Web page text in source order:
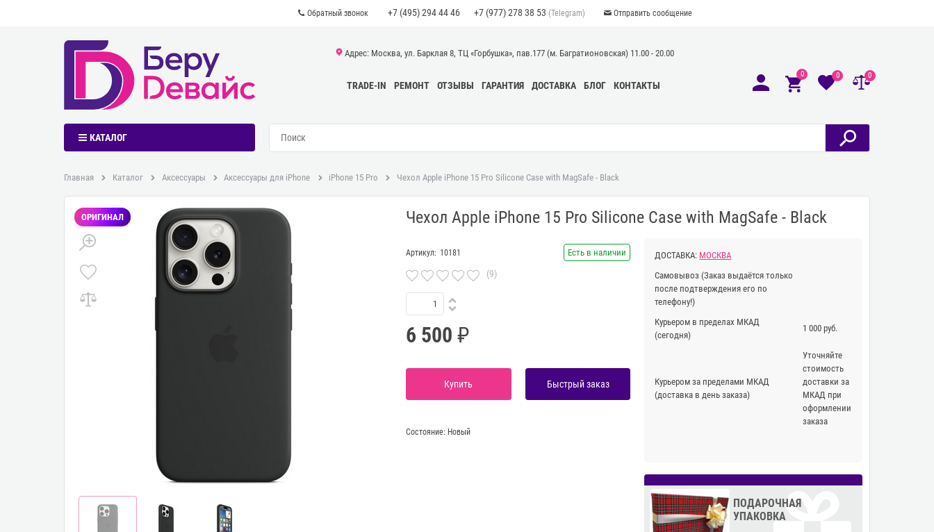
Обратный звонок +7 (495) 294 44 46 +7 (977) 278 38 53 (Telegram) Отправить сообщение
Адрес: Москва, ул. Барклая 8, ТЦ «Горбушка», пав.177 (м. Багратионовская) 11.00 - 20.00
TRADE-IN РЕМОНТ ОТЗЫВЫ ГАРАНТИЯ ДОСТАВКА БЛОГ КОНТАКТЫ
0 0 0
КАТАЛОГ
Главная Каталог Аксессуары Аксессуары для iPhone iPhone 15 Pro Чехол Apple iPhone 15 Pro Silicone Case with MagSafe - Black
ОРИГИНАЛ Чехол Apple iPhone 15 Pro Silicone Case with MagSafe - Black
Артикул: 10181 Есть в наличии
(9)
6 500
Купить Быстрый заказ
Состояние: Новый
ДОСТАВКА: МОСКВА
Самовывоз (Заказ выдаётся только
после подтверждения его по
телефону!)
Курьером в пределах МКАД
(сегодня)
1 000 руб.
Курьером за пределами МКАД
(доставка в день заказа)
Уточняйте
стоимость
доставки за
МКАД при
оформлении
заказа
ПОДАРОЧНАЯ
УПАКОВКА